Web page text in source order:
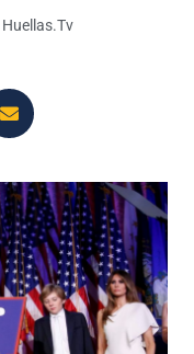
Huellas.Tv